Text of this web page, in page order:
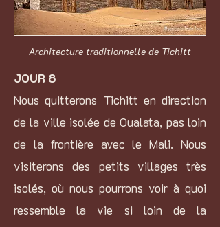
Architecture traditionnelle de Tichitt
JOUR 8
Nous quitterons Tichitt en direction
de la ville isolée de Oualata, pas loin
de la frontière avec le Mali. Nous
visiterons des petits villages très
isolés, où nous pourrons voir à quoi
ressemble la vie si loin de la